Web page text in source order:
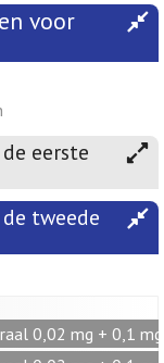
voor
eerste
tweede
0,02 mg + 0,1 mg